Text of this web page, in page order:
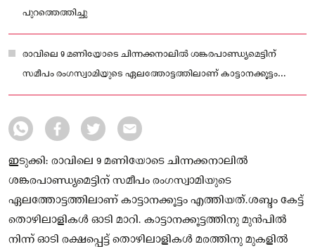
പുറത്തെത്തിച്ചു
രാവിലെ 9 മണിയോടെ ചിന്നക്കനാലിൽ ശങ്കരപാണ്ഡ്യമെട്ടിന്
സമീപം രംഗസ്വാമിയുടെ ഏലത്തോട്ടത്തിലാണ് കാട്ടാനക്കൂട്ടം
എത്തിയത്
ഇടുക്കി: രാവിലെ 9 മണിയോടെ ചിന്നക്കനാലിൽ
ശങ്കരപാണ്ഡ്യമെട്ടിന് സമീപം രംഗസ്വാമിയുടെ
ഏലത്തോട്ടത്തിലാണ് കാട്ടാനക്കൂട്ടം എത്തിയത്.ശബ്ദം കേട്ട്
തൊഴിലാളികൾ ഓടി മാറി. കാട്ടാനക്കൂട്ടത്തിനു മുൻപിൽ
നിന്ന് ഓടി രക്ഷപ്പെട്ട് തൊഴിലാളികൾ മരത്തിനു മുകളിൽ